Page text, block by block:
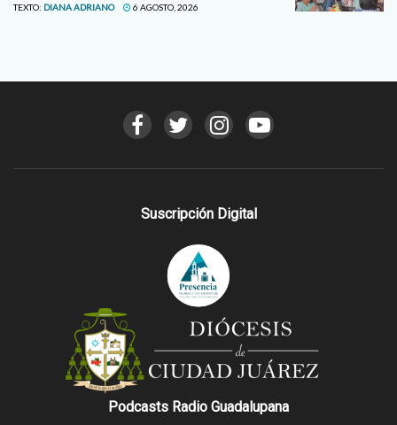
TEXTO: DIANA ADRIANO 6 AGOSTO, 2026
Suscripción Digital
Podcasts Radio Guadalupana